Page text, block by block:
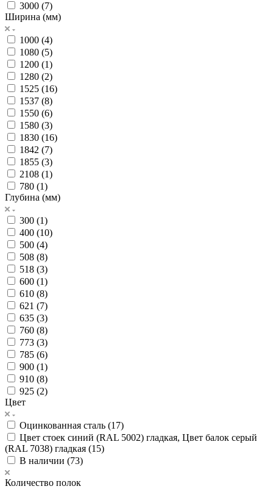
3000 (7)
Ширина (мм)
1000 (4)
1080 (5)
1200 (1)
1280 (2)
1525 (16)
1537 (8)
1550 (6)
1580 (3)
1830 (16)
1842 (7)
1855 (3)
2108 (1)
780 (1)
Глубина (мм)
300 (1)
400 (10)
500 (4)
508 (8)
518 (3)
600 (1)
610 (8)
621 (7)
635 (3)
760 (8)
773 (3)
785 (6)
900 (1)
910 (8)
925 (2)
Цвет
Оцинкованная сталь (17)
Цвет стоек синий (RAL 5002) гладкая, Цвет балок серый
(RAL 7038) гладкая (15)
В наличии (73)
Количество полок